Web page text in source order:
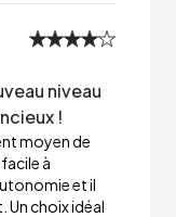
niveau
!
moyen de
à
et il
Un choix idéal